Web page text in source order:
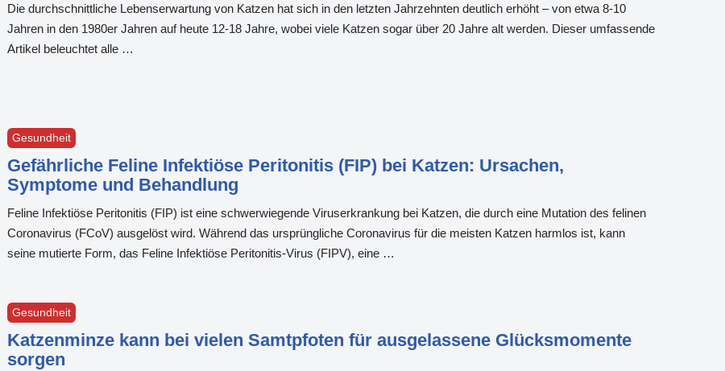
Die durchschnittliche Lebenserwartung von Katzen hat sich in den letzten Jahrzehnten deutlich erhöht – von etwa 8-10
Jahren in den 1980er Jahren auf heute 12-18 Jahre, wobei viele Katzen sogar über 20 Jahre alt werden. Dieser umfassende
Artikel beleuchtet alle …
Gesundheit
Gefährliche Feline Infektiöse Peritonitis (FIP) bei Katzen: Ursachen,
Symptome und Behandlung
Feline Infektiöse Peritonitis (FIP) ist eine schwerwiegende Viruserkrankung bei Katzen, die durch eine Mutation des felinen
Coronavirus (FCoV) ausgelöst wird. Während das ursprüngliche Coronavirus für die meisten Katzen harmlos ist, kann
seine mutierte Form, das Feline Infektiöse Peritonitis-Virus (FIPV), eine …
Gesundheit
Katzenminze kann bei vielen Samtpfoten für ausgelassene Glücksmomente
sorgen